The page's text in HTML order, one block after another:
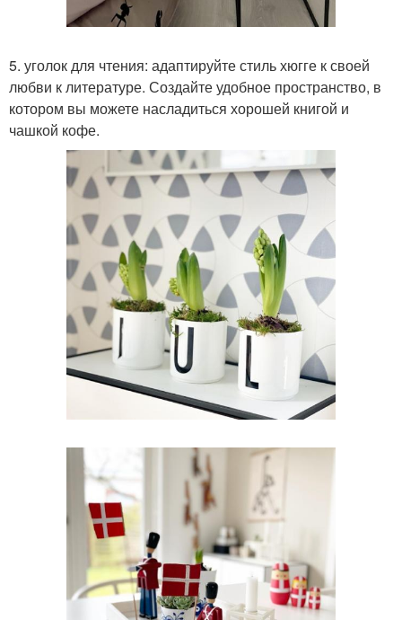
5. уголок для чтения: адаптируйте стиль хюгге к своей
любви к литературе. Создайте удобное пространство, в
котором вы можете насладиться хорошей книгой и
чашкой кофе.